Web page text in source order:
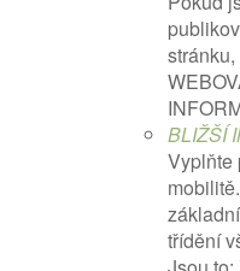
BLIŽŠÍ
Vyplňte
třídění